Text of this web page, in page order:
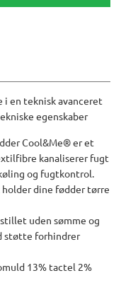
i en teknisk avanceret
egenskaber
Cool&Me® er et
kanaliserer fugt
og fugtkontrol.
dine fødder tørre
uden sømme og
støtte forhindrer
13% tactel 2%